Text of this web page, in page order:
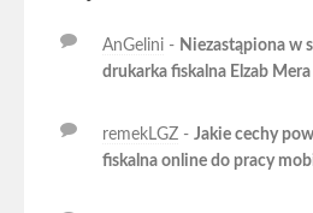
AnGelini - Niezastąpiona w
drukarka fiskalna Elzab
remekLGZ - Jakie cechy
fiskalna online do pracy